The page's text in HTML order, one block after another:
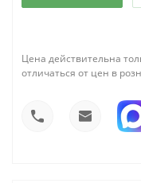
Цена действительна
отличаться от цен в